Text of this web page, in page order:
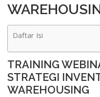
Daftar Isi
TRAINING
STRATEGI
WAREHOUSING